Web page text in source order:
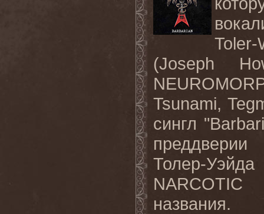
(Joseph
Tsunami,
сингл
преддверии
Толер-
NARCOTIC
названия.